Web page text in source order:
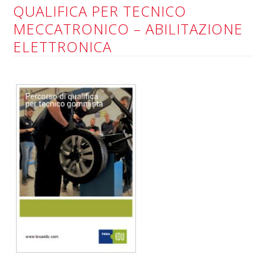
QUALIFICA PER TECNICO
MECCATRONICO – ABILITAZIONE
ELETTRONICA